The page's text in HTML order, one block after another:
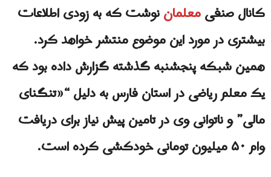
کانال صنفیمعلماننوشت که به زودی اطلاعات
بیشتری در مورد این موضوع منتشر خواهد کرد.
همین شبکه پنجشنبه گذشته گزارش داده بود که
یک معلم ریاضی در استان فارس به دلیل “«تنگنای
مالی” و ناتوانی وی در تامین پیش نیاز برای دریافت
وام ۵۰ میلیون تومانی خودکشی کرده است.